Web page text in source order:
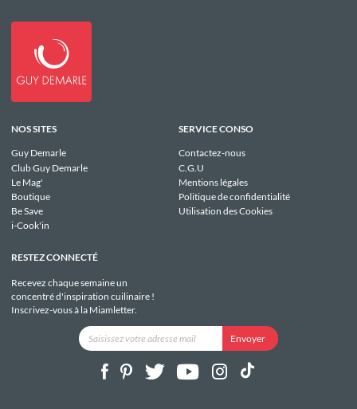
NOS SITES
Guy Demarle
Club Guy Demarle
Le Mag'
Boutique
Be Save
i-Cook'in
SERVICE CONSO
Contactez-nous
C.G.U
Mentions légales
Politique de confidentialité
Utilisation des Cookies
RESTEZ CONNECTÉ
Recevez chaque semaine un
concentré d'inspiration cuilinaire !
Inscrivez-vous à la Miamletter.